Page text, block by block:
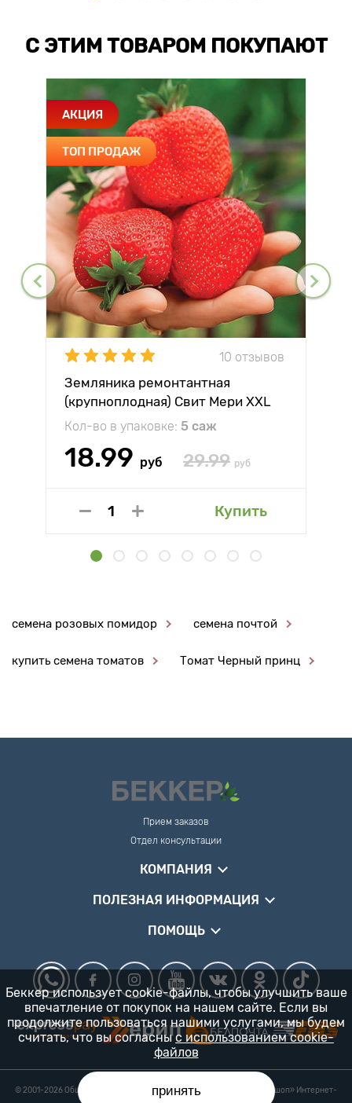
С ЭТИМ ТОВАРОМ ПОКУПАЮТ
АКЦИЯ
ТОП ПРОДАЖ
10 отзывов
Земляника ремонтантная
(крупноплодная) Свит Мери XXL
Кол-во в упаковке: 5 саж
18.99 руб 29.99 руб
Купить
семена розовых помидор семена почтой
купить семена томатов Томат Черный принц
Прием заказов
Отдел консультации
КОМПАНИЯ
ПОЛЕЗНАЯ ИНФОРМАЦИЯ
ПОМОЩЬ
© 2001-2026 Общество с ограниченной ответственностью «Гарденшоп» Интернет-
магазин «БЕККЕР™» 24/7
Беккер использует cookie-файлы, чтобы улучшить ваше
впечатление от покупок на нашем сайте. Если вы
продолжите пользоваться нашими услугами, мы будем
считать, что вы согласны с использованием cookie-
файлов
принять